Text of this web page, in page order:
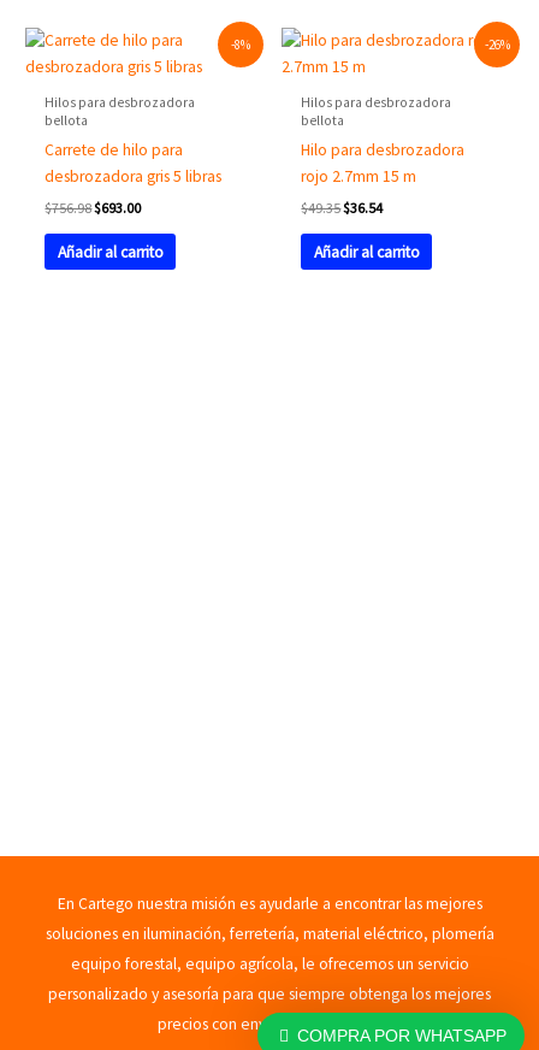
COMPRA POR WHATSAPP
-8%
Hilos para desbrozadora
bellota
Carrete de hilo para
desbrozadora gris 5 libras
$756.98
Original
was:
$756.98.
$693.00
Current
price
is:
$693.00.
Añadir al carrito
-26%
Hilos para desbrozadora
bellota
Hilo para desbrozadora
rojo 2.7mm 15 m
$49.35
Original
was:
$49.35.
$36.54
Current
$36.54.
Añadir al carrito
En Cartego nuestra misión es ayudarle a encontrar las mejores
soluciones en iluminación, ferretería, material eléctrico, plomería
equipo forestal, equipo agrícola, le ofrecemos un servicio
personalizado y asesoría para que siempre obtenga los mejores
precios con envíos rápidos. 2023